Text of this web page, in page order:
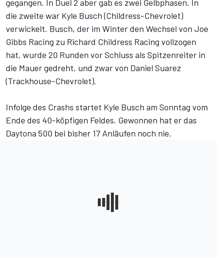
gegangen. In Duel 2 aber gab es zwei Gelbphasen. In
die zweite war Kyle Busch (Childress-Chevrolet)
verwickelt. Busch, der im Winter den Wechsel von Joe
Gibbs Racing zu Richard Childress Racing vollzogen
hat, wurde 20 Runden vor Schluss als Spitzenreiter in
die Mauer gedreht, und zwar von Daniel Suarez
(Trackhouse-Chevrolet).
Infolge des Crashs startet Kyle Busch am Sonntag vom
Ende des 40-köpfigen Feldes. Gewonnen hat er das
Daytona 500 bei bisher 17 Anläufen noch nie.